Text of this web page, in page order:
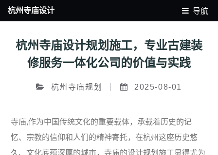
杭州寺庙设计 导航
杭州寺庙设计规划施工，专业古建装
修服务一体化公司的价值与实践
杭州寺庙规划 2025-08-01
寺庙,作为中国传统文化的重要载体，承载着历史的记
忆、宗教的信仰和人们的精神寄托，在杭州这座历史悠
久、文化底蕴深厚的城市，寺庙的设计规划施工显得尤为